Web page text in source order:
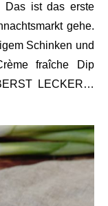
Das ist das erste
gehe.
Schinken und
fraîche Dip
LECKER…